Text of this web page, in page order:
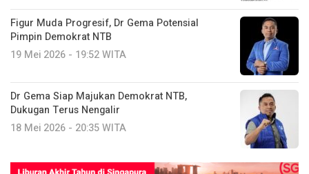
Figur Muda Progresif, Dr Gema Potensial
Pimpin Demokrat NTB
19 Mei 2026 - 19:52 WITA
Dr Gema Siap Majukan Demokrat NTB,
Dukugan Terus Nengalir
18 Mei 2026 - 20:35 WITA